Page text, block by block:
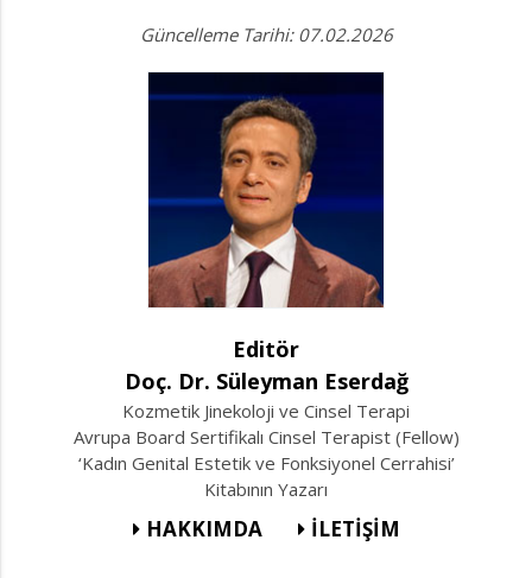
Güncelleme Tarihi: 07.02.2026
Editör
Doç. Dr. Süleyman Eserdağ
Kozmetik Jinekoloji ve Cinsel Terapi
Avrupa Board Sertifikalı Cinsel Terapist (Fellow)
‘Kadın Genital Estetik ve Fonksiyonel Cerrahisi’
Kitabının Yazarı
HAKKIMDA İLETİŞİM